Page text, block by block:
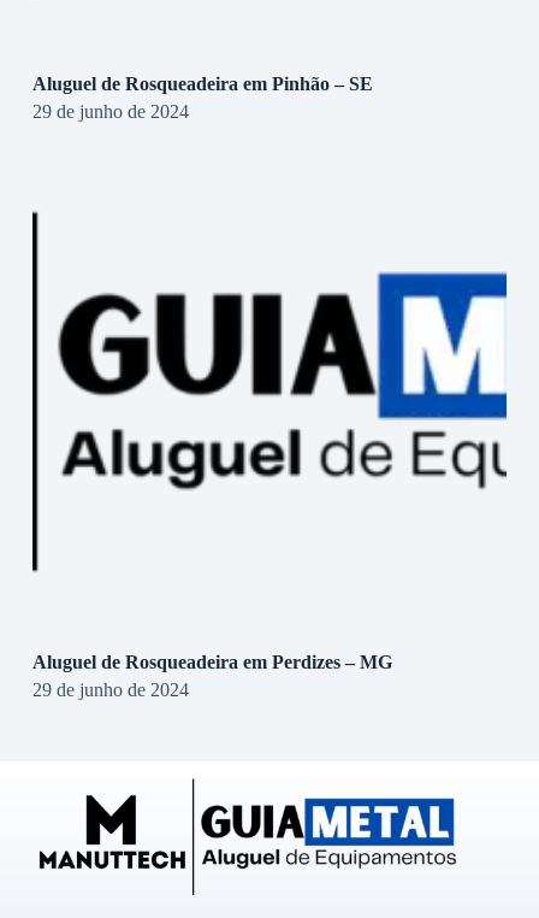
Aluguel de Rosqueadeira em Pinhão – SE
29 de junho de 2024
Aluguel de Rosqueadeira em Perdizes – MG
29 de junho de 2024